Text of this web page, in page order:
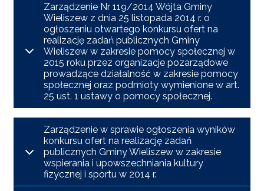
Zarządzenie Nr 119/2014 Wójta Gminy
Wieliszew z dnia 25 listopada 2014 r. o
ogłoszeniu otwartego konkursu ofert na
realizację zadań publicznych Gminy
Wieliszew w zakresie pomocy społecznej w
2015 roku przez organizacje pozarządowe
prowadzące działalność w zakresie pomocy
społecznej oraz podmioty wymienione w art.
25 ust. 1 ustawy o pomocy społecznej.
Zarządzenie w sprawie ogłoszenia wyników
konkursu ofert na realizację zadań
publicznych Gminy Wieliszew w zakresie
wspierania i upowszechniania kultury
fizycznej i sportu w 2014 r.